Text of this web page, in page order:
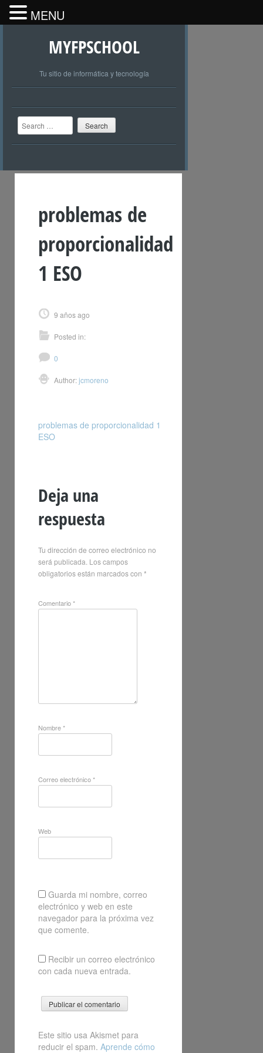
MYFPSCHOOL
Tu sitio de informática y tecnología
Search
problemas de
proporcionalidad
1 ESO
9 años ago
Posted in:
0
Author:jcmoreno
problemas de proporcionalidad 1
ESO
Deja una
respuesta
Tu dirección de correo electrónico no
será publicada. Los campos
obligatorios están marcados con *
Comentario*
Nombre*
Correo electrónico*
Web
Guarda mi nombre, correo
electrónico y web en este
navegador para la próxima vez
que comente.
Recibir un correo electrónico
con cada nueva entrada.
Este sitio usa Akismet para
reducir el spam. Aprende cómo
MENU